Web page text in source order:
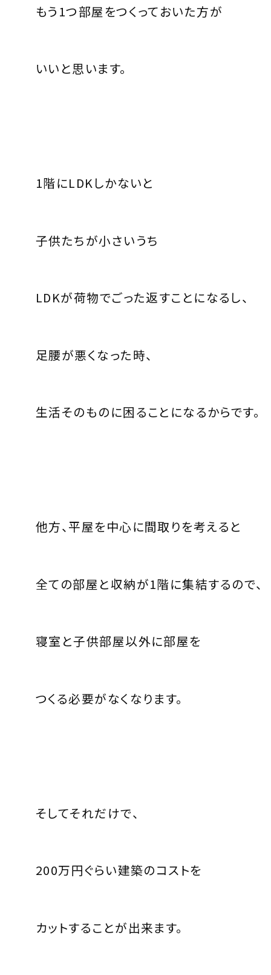
もう 1つ部屋をつくっておいた方が
いいと思います。
1階にLDKしかないと
子供たちが小さいうち
LDKが荷物でごった返すことになるし、
足腰が悪くなった時、
生活そのものに困ることになるからです。
他方、平屋を中心に間取りを考えると
全ての部屋と収納が1階に集結するので、
寝室と子供部屋以外に部屋を
つくる必要がなくなります。
そしてそれだけで、
200万円ぐらい建築のコストを
カットすることが出来ます。